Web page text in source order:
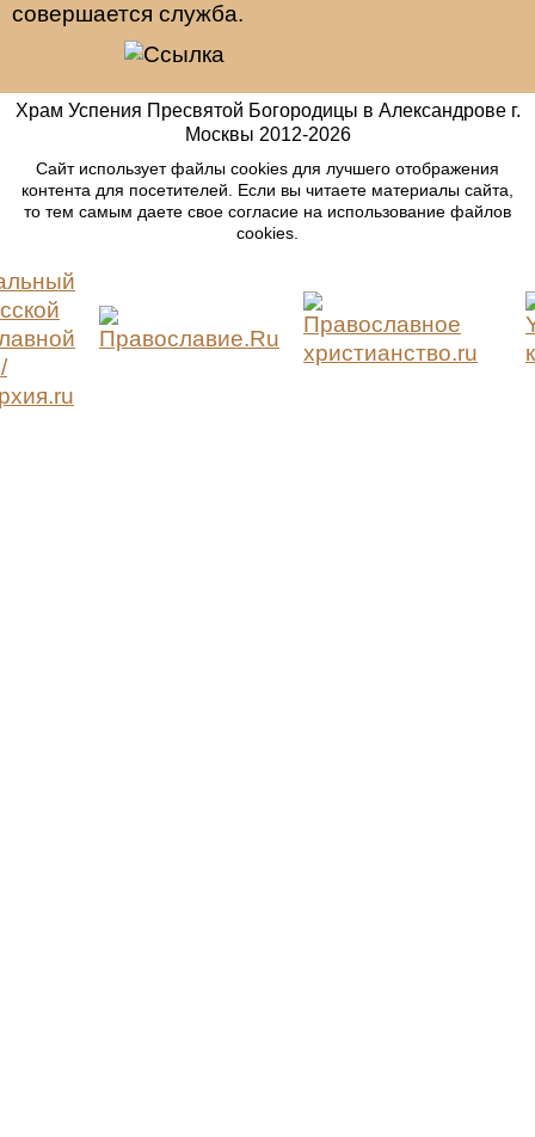
совершается служба.
Храм Успения Пресвятой Богородицы в Александрове г.
Москвы 2012-2026
Сайт использует файлы cookies для лучшего отображения
контента для посетителей. Если вы читаете материалы сайта,
то тем самым даете свое согласие на использование файлов
cookies.